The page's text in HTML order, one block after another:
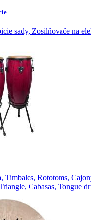
sady, Zosilňovače na
Timbales, Rototoms,
Cabasas, Tongue